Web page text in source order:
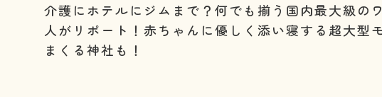
介護にホテルにジムまで？何でも揃う国内最大級の
人がリポート！赤ちゃんに優しく添い寝する超大型
まくる神社も！